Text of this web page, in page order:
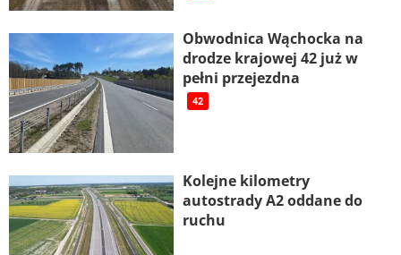
Obwodnica Wąchocka na
drodze krajowej 42 już w
pełni przejezdna
42
Kolejne kilometry
autostrady A2 oddane do
ruchu